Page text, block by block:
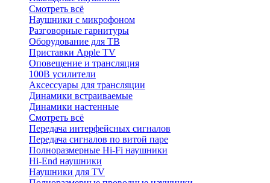
Смотреть всё
Наушники с микрофоном
Разговорные гарнитуры
Оборудование для ТВ
Приставки Apple TV
Оповещение и трансляция
100В усилители
Аксессуары для трансляции
Динамики встраиваемые
Динамики настенные
Смотреть всё
Передача интерфейсных сигналов
Передача сигналов по витой паре
Полноразмерные Hi-Fi наушники
Hi-End наушники
Наушники для TV